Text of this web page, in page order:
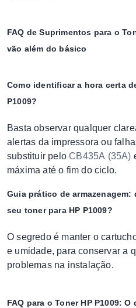
FAQ de Suprimentos para o
vão além do básico
Como identificar a hora certa
P1009?
Basta observar qualquer
alertas da impressora ou
substituir peloCB435A (35A)
máxima até o fim do ciclo.
Guia prático de
seu toner para HP P1009?
O segredo é manter o
e umidade, para conservar a
problemas na instalação.
FAQ para o Toner HP P1009: